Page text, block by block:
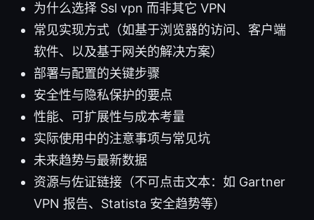
为什么选择 Ssl vpn 而非其它 VPN
常见实现方式（如基于浏览器的访问、客户端
软件、以及基于网关的解决方案）
部署与配置的关键步骤
安全性与隐私保护的要点
性能、可扩展性与成本考量
实际使用中的注意事项与常见坑
未来趋势与最新数据
资源与佐证链接（不可点击文本：如 Gartner
VPN 报告、Statista 安全趋势等）